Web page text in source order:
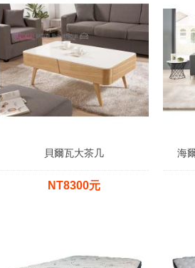
貝爾瓦大茶几
NT8300元
海